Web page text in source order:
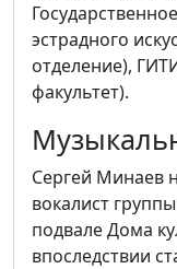
эстрадного
отделение),
факультет).
Сергей Минаев
вокалист
подвале Дома
впоследствии